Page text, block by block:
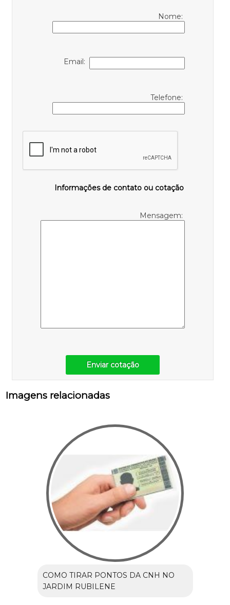
Nome:
Email:
Telefone:
Informações de contato ou cotação
Mensagem:
Enviar cotação
Imagens relacionadas
COMO TIRAR PONTOS DA CNH NO
JARDIM RUBILENE